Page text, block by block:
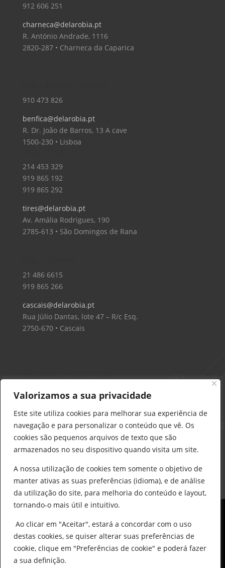
Valorizamos a sua privacidade
Este site utiliza cookies para melhorar sua experiência de
navegação e para personalizar o conteúdo que vê. Os
cookies são pequenos arquivos de texto que são
armazenados no seu dispositivo quando visita um site.
A nossa utilização de cookies tem somente o objetivo de
manter ativas as suas preferências (idioma), e de análise
da utilização do site, para melhoria do conteúdo e layout,
tornando-o mais útil e intuitivo.
Ao clicar em "Aceitar", estará a concordar com o uso
destas cookies, se quiser alterar suas preferências de
cookie, clique em "Preferências de cookie" e poderá fazer
a sua definição.
912 606 251
charneca@delarobia.pt
R. António Andrade, 1116
2820-287 • Charneca da Caparica
910 473 826
benfica@delarobia.pt
R. Dr. João de Barros, 13 A cave
1500-230 • Lisboa
214 453 329
919 865 192
919 865 292
tires@delarobia.pt
Av. Amália Rodrigues, 190
2785-613 • São Domingos de Rana
21 486 6615
919 865 266
cascais@delarobia.pt
Rua Júlio Dantas, lote 47 – R/c Esq.
2750-670 • Cascais
Delarobia – Construção
912 441 514
construcao@delarobia.pt
R. António Andrade, 1171
2820-287 • Charneca de Caparica
© All Copyright 2025 by Delarobia.pt